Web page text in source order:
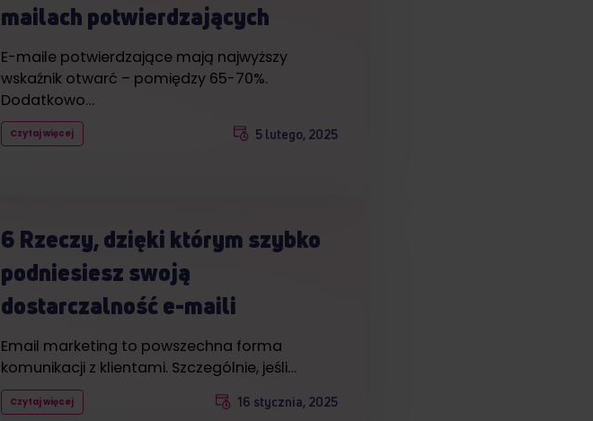
mailach potwierdzających
E-maile potwierdzające mają najwyższy
wskaźnik otwarć – pomiędzy 65-70%.
Dodatkowo…
Czytaj więcej 5 lutego, 2025
6 Rzeczy, dzięki którym szybko
podniesiesz swoją
dostarczalność e-maili
Email marketing to powszechna forma
komunikacji z klientami. Szczególnie, jeśli…
Czytaj więcej 16 stycznia, 2025